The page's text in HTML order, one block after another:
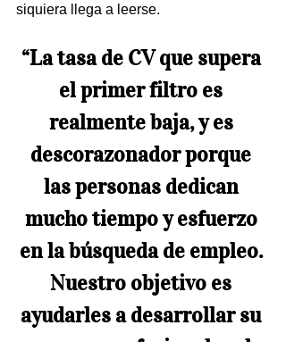
siquiera llega a leerse.
“La tasa de CV que supera
el primer filtro es
realmente baja, y es
descorazonador porque
las personas dedican
mucho tiempo y esfuerzo
en la búsqueda de empleo.
Nuestro objetivo es
ayudarles a desarrollar su